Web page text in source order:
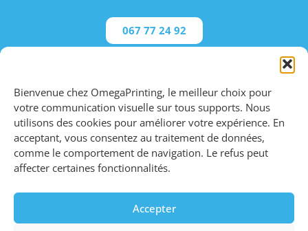
Bienvenue chez OmegaPrinting, le meilleur choix pour
votre communication visuelle sur tous supports. Nous
utilisons des cookies pour améliorer votre expérience. En
acceptant, vous consentez au traitement de données,
comme le comportement de navigation. Le refus peut
affecter certaines fonctionnalités.
Accepter
067 77 24 92
VOTRE COMMUNICATION VISUELLE SUR TOUS SUPPORTS
info@omegaprinting.be
1400 Nivelles
Tél : +32 67 77 24 92